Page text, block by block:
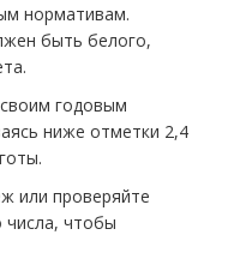
нормативам.
быть белого,
годовым
ниже отметки 2,4
или проверяйте
числа, чтобы